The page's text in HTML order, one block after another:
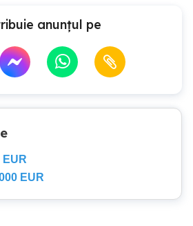
anunțul pe
EUR
EUR